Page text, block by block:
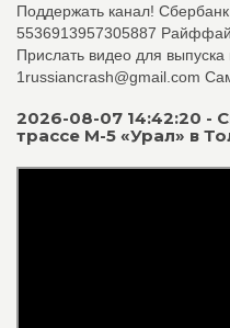
Поддержать канал!
5536913957305887
Прислать видео для
1russiancrash@gmail.com
2026-08-07 14:42:20 -
трассе М-5 «Урал» в